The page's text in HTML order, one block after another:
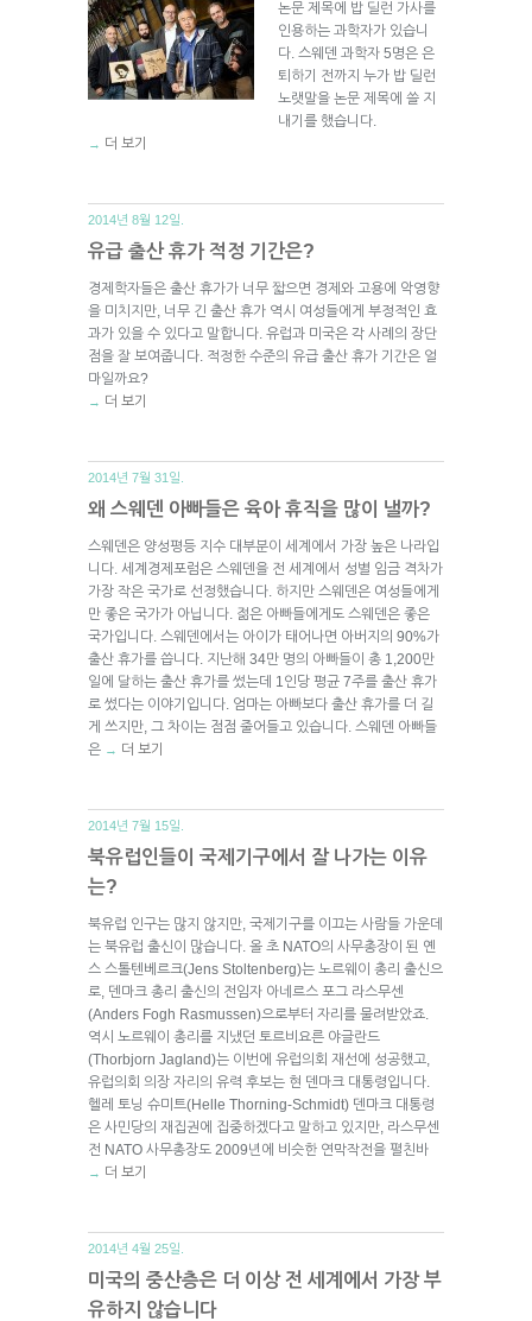
논문 제목에 밥 딜런 가사를
인용하는 과학자가 있습니
다. 스웨덴 과학자 5명은 은
퇴하기 전까지 누가 밥 딜런
노랫말을 논문 제목에 쓸 지
내기를 했습니다.
→ 더 보기
2014년 8월 12일.
유급 출산 휴가 적정 기간은?
경제학자들은 출산 휴가가 너무 짧으면 경제와 고용에 악영향
을 미치지만, 너무 긴 출산 휴가 역시 여성들에게 부정적인 효
과가 있을 수 있다고 말합니다. 유럽과 미국은 각 사례의 장단
점을 잘 보여줍니다. 적정한 수준의 유급 출산 휴가 기간은 얼
마일까요?
→ 더 보기
2014년 7월 31일.
왜 스웨덴 아빠들은 육아 휴직을 많이 낼까?
스웨덴은 양성평등 지수 대부분이 세계에서 가장 높은 나라입
니다. 세계경제포럼은 스웨덴을 전 세계에서 성별 임금 격차가
가장 작은 국가로 선정했습니다. 하지만 스웨덴은 여성들에게
만 좋은 국가가 아닙니다. 젊은 아빠들에게도 스웨덴은 좋은
국가입니다. 스웨덴에서는 아이가 태어나면 아버지의 90%가
출산 휴가를 씁니다. 지난해 34만 명의 아빠들이 총 1,200만
일에 달하는 출산 휴가를 썼는데 1인당 평균 7주를 출산 휴가
로 썼다는 이야기입니다. 엄마는 아빠보다 출산 휴가를 더 길
게 쓰지만, 그 차이는 점점 줄어들고 있습니다. 스웨덴 아빠들
은 → 더 보기
2014년 7월 15일.
북유럽인들이 국제기구에서 잘 나가는 이유
는?
북유럽 인구는 많지 않지만, 국제기구를 이끄는 사람들 가운데
는 북유럽 출신이 많습니다. 올 초 NATO의 사무총장이 된 옌
스 스톨텐베르크(Jens Stoltenberg)는 노르웨이 총리 출신으
로, 덴마크 총리 출신의 전임자 아네르스 포그 라스무센
(Anders Fogh Rasmussen)으로부터 자리를 물려받았죠.
역시 노르웨이 총리를 지냈던 토르비요른 야글란드
(Thorbjorn Jagland)는 이번에 유럽의회 재선에 성공했고,
유럽의회 의장 자리의 유력 후보는 현 덴마크 대통령입니다.
헬레 토닝 슈미트(Helle Thorning-Schmidt) 덴마크 대통령
은 사민당의 재집권에 집중하겠다고 말하고 있지만, 라스무센
전 NATO 사무총장도 2009년에 비슷한 연막작전을 펼친바
→ 더 보기
2014년 4월 25일.
미국의 중산층은 더 이상 전 세계에서 가장 부
유하지 않습니다